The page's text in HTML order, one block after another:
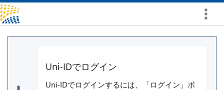
詳
く
Uni-IDでログイン
Uni-IDでログインするには、「ログイン」ボ